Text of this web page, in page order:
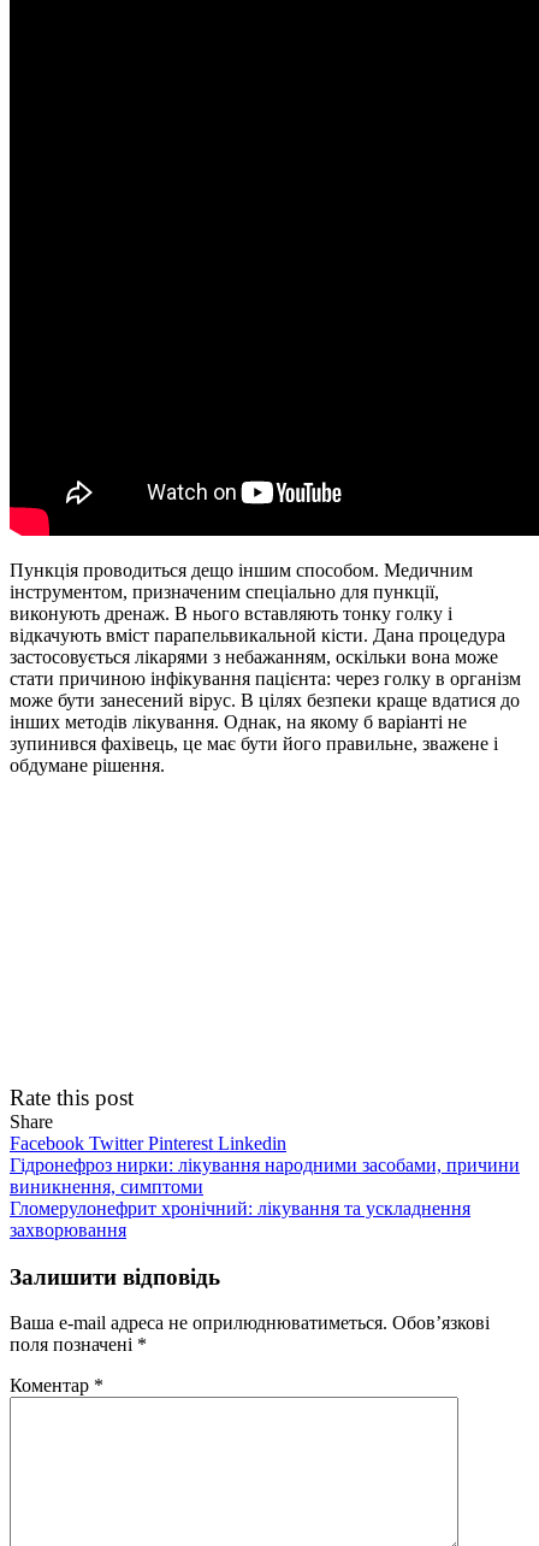
Пункція проводиться дещо іншим способом. Медичним
інструментом, призначеним спеціально для пункції,
виконують дренаж. В нього вставляють тонку голку і
відкачують вміст парапельвикальной кісти. Дана процедура
застосовується лікарями з небажанням, оскільки вона може
стати причиною інфікування пацієнта: через голку в організм
може бути занесений вірус. В цілях безпеки краще вдатися до
інших методів лікування. Однак, на якому б варіанті не
зупинився фахівець, це має бути його правильне, зважене і
обдумане рішення.
Rate this post
Share
Facebook TwitterPinterest Linkedin
Навігація
записів
Гідронефроз нирки: лікування народними засобами, причини
виникнення, симптоми
Гломерулонефрит хронічний: лікування та ускладнення
захворювання
Залишити відповідь
Ваша e-mail адреса не оприлюднюватиметься. Обов’язкові
поля позначені *
Коментар *